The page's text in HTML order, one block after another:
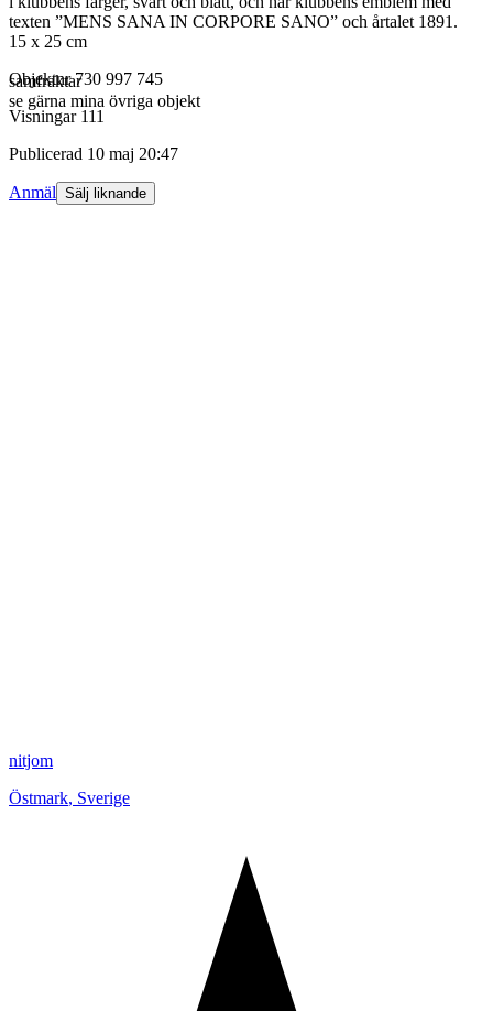
texten ”MENS SANA IN CORPORE SANO” och årtalet 1891.
15 x 25 cm
samfraktar
se gärna mina övriga objekt
Objektnr 730 997 745
Visningar 111
Publicerad 10 maj 20:47
Anmäl Sälj liknande
nitjom
Östmark, Sverige